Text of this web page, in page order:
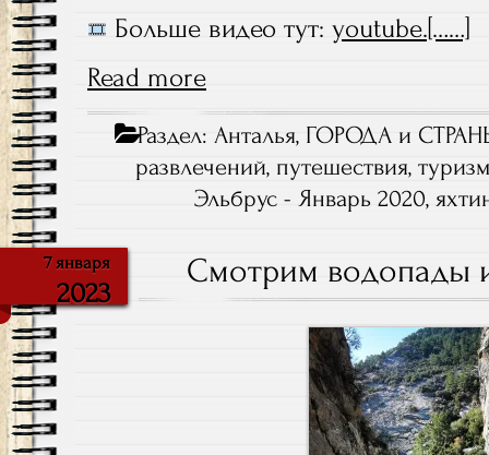
Больше видео тут:youtube.[……]
Read more
Раздел:Анталья, ГОРОДА и
развлечений, путешествия,
Эльбрус - Январь 2020,
7 января
2023
Смотрим водопады